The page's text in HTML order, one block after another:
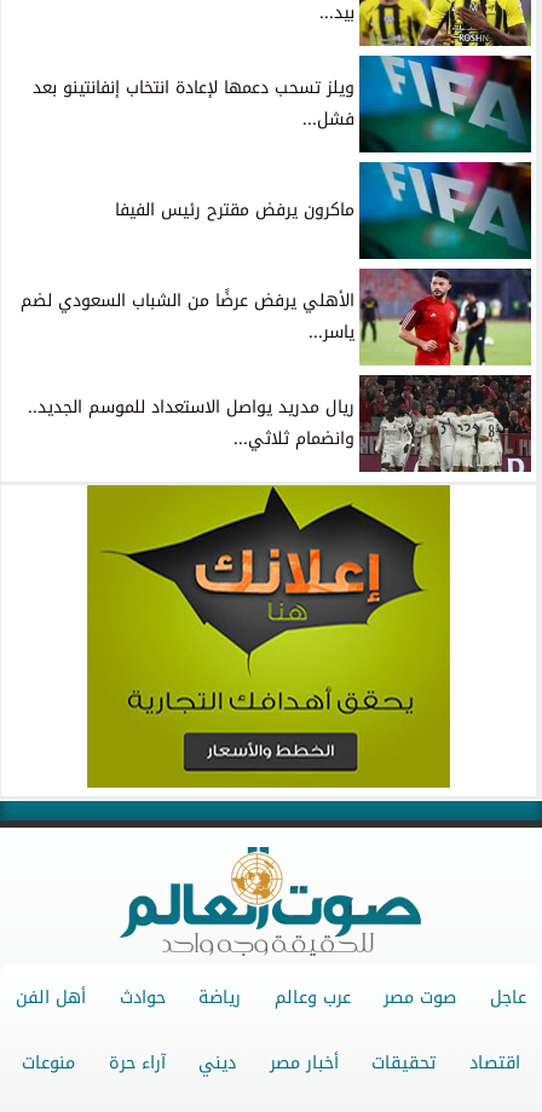
بيد...
ويلز تسحب دعمها لإعادة انتخاب إنفانتينو بعد
فشل...
ماكرون يرفض مقترح رئيس الفيفا
الأهلي يرفض عرضًا من الشباب السعودي لضم
ياسر...
ريال مدريد يواصل الاستعداد للموسم الجديد..
وانضمام ثلاثي...
عاجل صوت مصر عرب وعالم رياضة حوادث أهل الفن
اقتصاد تحقيقات أخبار مصر ديني آراء حرة منوعات